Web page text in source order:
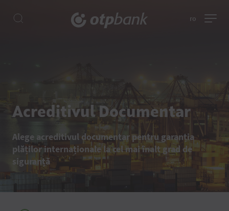
ro
Acreditivul Documentar
Alege acreditivul documentar pentru garanția
plăților internaționale la cel mai înalt grad de
siguranță